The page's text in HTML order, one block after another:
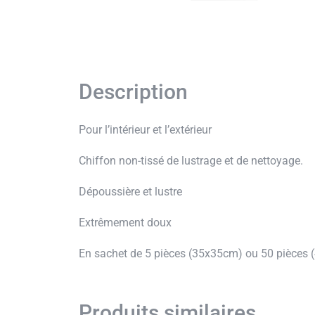
Description
Pour l’intérieur et l’extérieur
Chiffon non-tissé de lustrage et de nettoyage.
Dépoussière et lustre
Extrêmement doux
En sachet de 5 pièces (35x35cm) ou 50 pièces